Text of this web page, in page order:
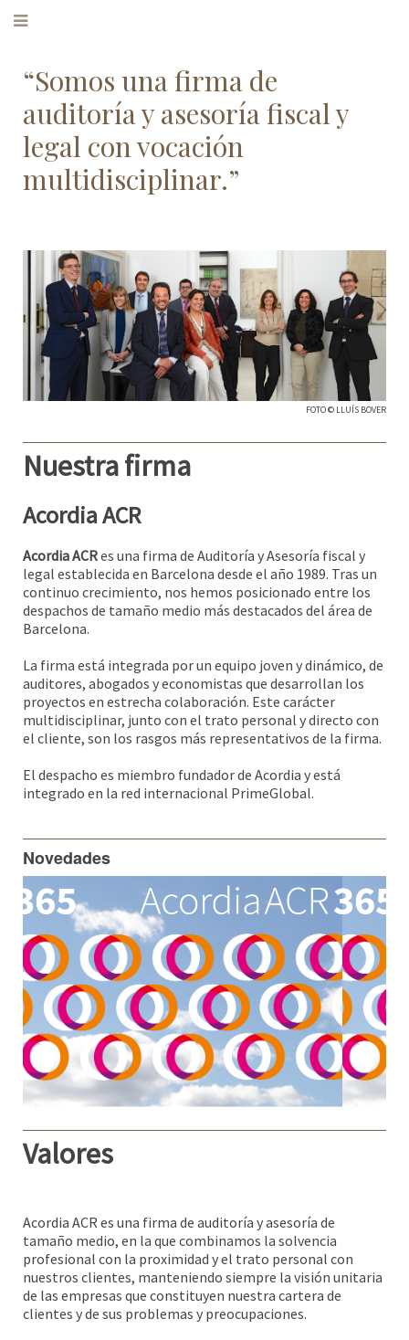
‌“Somos una firma de
auditoría y asesoría fiscal y
legal con vocación
multidisciplinar.”
FOTO © LLUÍS BOVER
Nuestra firma
Acordia ACR
Acordia ACRes una firma de Auditoría y Asesoría fiscal y
legal establecida en Barcelona desde el año 1989. Tras un
continuo crecimiento, nos hemos posicionado entre los
despachos de tamaño medio más destacados del área de
Barcelona.
La firma está integrada por un equipo joven y dinámico, de
auditores, abogados y economistas que desarrollan los
proyectos en estrecha colaboración. Este carácter
multidisciplinar, junto con el trato personal y directo con
el cliente, son los rasgos más representativos de la firma.
El despacho es miembro fundador de Acordia y está
integrado en la red internacional PrimeGlobal.
Novedades
Valores
Acordia ACR es una firma de auditoría y asesoría de
tamaño medio, en la que combinamos la solvencia
profesional con la proximidad y el trato personal con
nuestros clientes, manteniendo siempre la visión unitaria
de las empresas que constituyen nuestra cartera de
clientes y de sus problemas y preocupaciones.